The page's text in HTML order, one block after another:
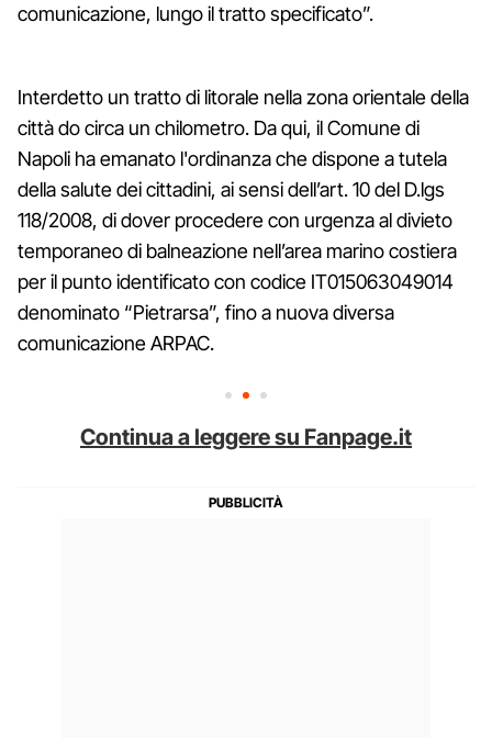
comunicazione, lungo il tratto specificato”.
Interdetto un tratto di litorale nella zona orientale della
città do circa un chilometro. Da qui, il Comune di
Napoli ha emanato l'ordinanza che dispone a tutela
della salute dei cittadini, ai sensi dell’art. 10 del D.lgs
118/2008, di dover procedere con urgenza al divieto
temporaneo di balneazione nell’area marino costiera
per il punto identificato con codice IT015063049014
denominato “Pietrarsa”, fino a nuova diversa
comunicazione ARPAC.
Continua a leggere su Fanpage.it